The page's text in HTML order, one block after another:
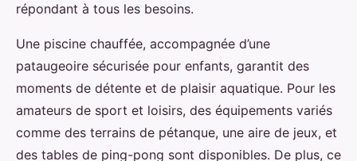
répondant à tous les besoins.
Une piscine chauffée, accompagnée d’une
pataugeoire sécurisée pour enfants, garantit des
moments de détente et de plaisir aquatique. Pour les
amateurs de sport et loisirs, des équipements variés
comme des terrains de pétanque, une aire de jeux, et
des tables de ping-pong sont disponibles. De plus, ce